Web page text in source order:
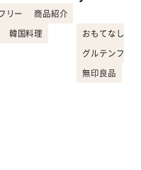
リー 商品紹介
韓国料理 おもてなし料理
グルテンフリー
無印良品